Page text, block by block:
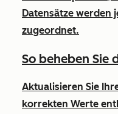
Datensätze werden
zugeordnet.
So beheben Sie
Aktualisieren Sie
korrekten Werte